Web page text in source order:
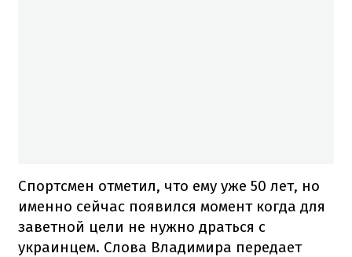
Спортсмен отметил, что ему уже 50 лет, но
именно сейчас появился момент когда для
заветной цели не нужно драться с
украинцем. Слова Владимира передает